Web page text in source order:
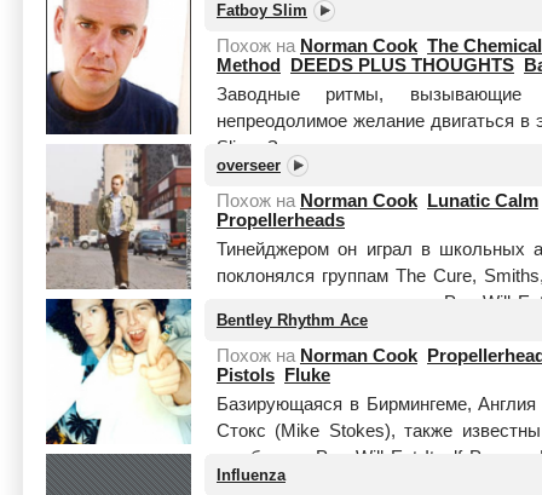
лэйблом Stepsine.co...
Fatboy Slim
Похож на Norman Cook The
Method
DEEDS PLUS THOUGHTS
Заводные ритмы,
непреодолимое желание двигаться в
Slim. За нелепым псевдонимом,
бывалый пловец по морю шоу-
overseer
Похож на Norman Cook
Lunatic Calm
Propellerheads
Тинейджером он играл в школьных
поклонялся группам The Cure,
как он услышал команды Pop Will
рэп-группы A Tribe Cal...
Bentley Rhythm Ace
Похож на Norman Cook
Pistols
Fluke
Базирующаяся в Бирмингеме,
Стокс (Mike Stokes), также
экс-басист Pop Will Eat Itself
целиком
Influenza